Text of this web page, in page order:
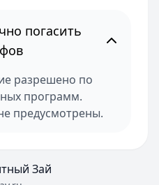
погасить
разрешено по
программ.
предусмотрены.
Зай